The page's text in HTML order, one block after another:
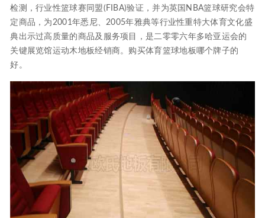
检测，行业性篮球赛同盟(FIBA)验证，并为英国NBA篮球研究会特
定商品，为2001年悉尼、2005年雅典等行业性重特大体育文化盛
典出示过高质量的商品及服务项目，是二零零六年多哈亚运会的
关键展览馆运动木地板经销商。购买体育篮球地板哪个牌子的
好。